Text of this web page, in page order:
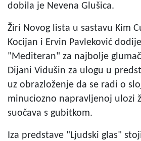
dobila je Nevena Glušica.
Žiri Novog lista u sastavu Kim
Kocijan i Ervin Pavleković
"Mediteran" za najbolje
Dijani Vidušin za ulogu u
uz obrazloženje da se radi o
minuciozno napravljenoj ulozi
suočava s gubitkom.
Iza predstave "Ljudski glas"